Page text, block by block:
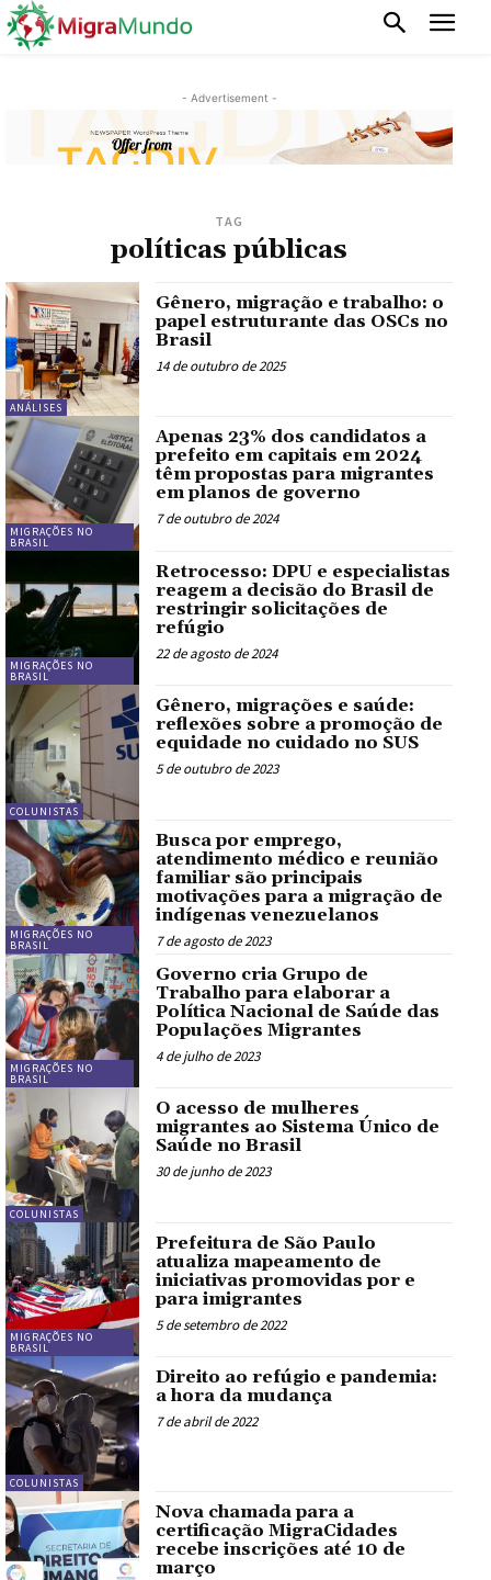
- Advertisement -
TAG
políticas públicas
ANÁLISES
Gênero, migração e trabalho: o
papel estruturante das OSCs no
Brasil
14 de outubro de 2025
MIGRAÇÕES NO
BRASIL
Apenas 23% dos candidatos a
prefeito em capitais em 2024
têm propostas para migrantes
em planos de governo
7 de outubro de 2024
MIGRAÇÕES NO
BRASIL
Retrocesso: DPU e especialistas
reagem a decisão do Brasil de
restringir solicitações de
refúgio
22 de agosto de 2024
COLUNISTAS
Gênero, migrações e saúde:
reflexões sobre a promoção de
equidade no cuidado no SUS
5 de outubro de 2023
MIGRAÇÕES NO
BRASIL
Busca por emprego,
atendimento médico e reunião
familiar são principais
motivações para a migração de
indígenas venezuelanos
7 de agosto de 2023
MIGRAÇÕES NO
BRASIL
Governo cria Grupo de
Trabalho para elaborar a
Política Nacional de Saúde das
Populações Migrantes
4 de julho de 2023
COLUNISTAS
O acesso de mulheres
migrantes ao Sistema Único de
Saúde no Brasil
30 de junho de 2023
MIGRAÇÕES NO
BRASIL
Prefeitura de São Paulo
atualiza mapeamento de
iniciativas promovidas por e
para imigrantes
5 de setembro de 2022
COLUNISTAS
Direito ao refúgio e pandemia:
a hora da mudança
7 de abril de 2022
Nova chamada para a
certificação MigraCidades
recebe inscrições até 10 de
março